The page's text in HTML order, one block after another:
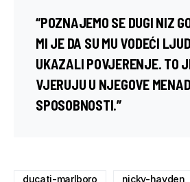
“POZNAJEMO SE DUGI NIZ
MI JE DA SU MU VODEĆI
UKAZALI POVJERENJE. TO
VJERUJU U NJEGOVE
SPOSOBNOSTI.”
ducati-marlboro nicky-hayden